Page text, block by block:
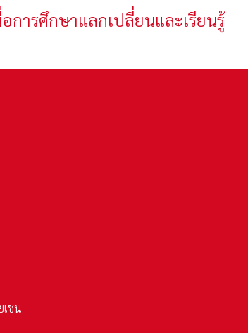
การศึกษาแลกเปลี่ยนและเรียนรู้
ชน